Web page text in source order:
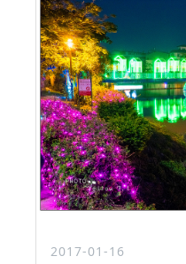
2017-01-16